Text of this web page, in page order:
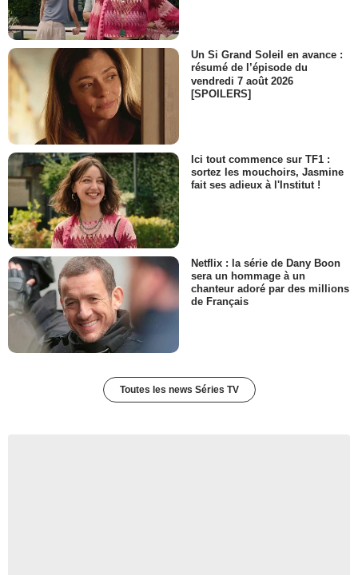
Un Si Grand Soleil en avance :
résumé de l’épisode du
vendredi 7 août 2026
[SPOILERS]
Ici tout commence sur TF1 :
sortez les mouchoirs, Jasmine
fait ses adieux à l'Institut !
Netflix : la série de Dany Boon
sera un hommage à un
chanteur adoré par des millions
de Français
Toutes les news Séries TV